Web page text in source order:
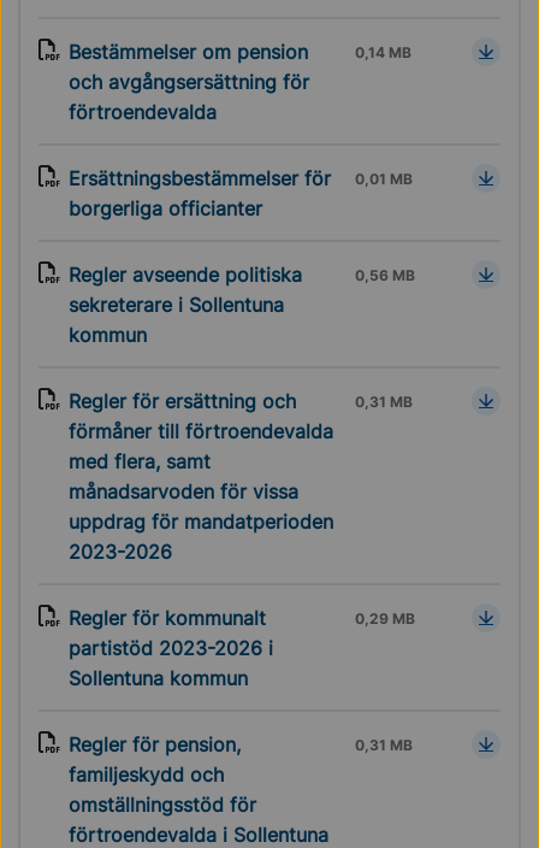
Bestämmelser om pension
och avgångsersättning för
förtroendevalda
0,14 MB
Ersättningsbestämmelser för
borgerliga officianter
0,01 MB
Regler avseende politiska
sekreterare i Sollentuna
kommun
0,56 MB
Regler för ersättning och
förmåner till förtroendevalda
med flera, samt
månadsarvoden för vissa
uppdrag för mandatperioden
2023-2026
0,31 MB
Regler för kommunalt
partistöd 2023-2026 i
Sollentuna kommun
0,29 MB
Regler för pension,
familjeskydd och
omställningsstöd för
förtroendevalda i Sollentuna
0,31 MB